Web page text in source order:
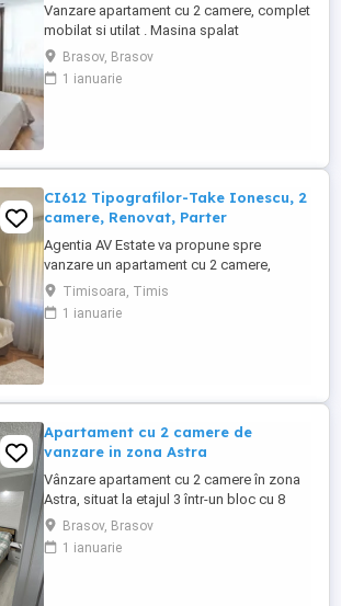
Vanzare apartament cu 2 camere, complet
mobilat si utilat . Masina spalat
vase,aragaz, masina de spalat, frigider .
Apartamentul se afla in zona Coresi,
detine loc de parcare in fata blocului.
Brasov, Brasov
1 ianuarie
CI612 Tipografilor-Take Ionescu, 2
camere, Renovat, Parter
Agentia AV Estate va propune spre
vanzare un apartament cu 2 camere,
complet RENOVAT si UTILAT, cu
suprafata utila de 48 mp, situat la Parter
din 4, in zona Tipografilor,langa Take
Oportunitate ...
Timisoara, Timis
1 ianuarie
Apartament cu 2 camere de
vanzare in zona Astra
Vânzare apartament cu 2 camere în zona
Astra, situat la etajul 3 într-un bloc cu 8
niveluri. Locuința are o suprafață de 60 mp
și este compartimentată cu living,
dormitor, bucătărie separată și baie. Zona
Brasov, Brasov
1 ianuarie